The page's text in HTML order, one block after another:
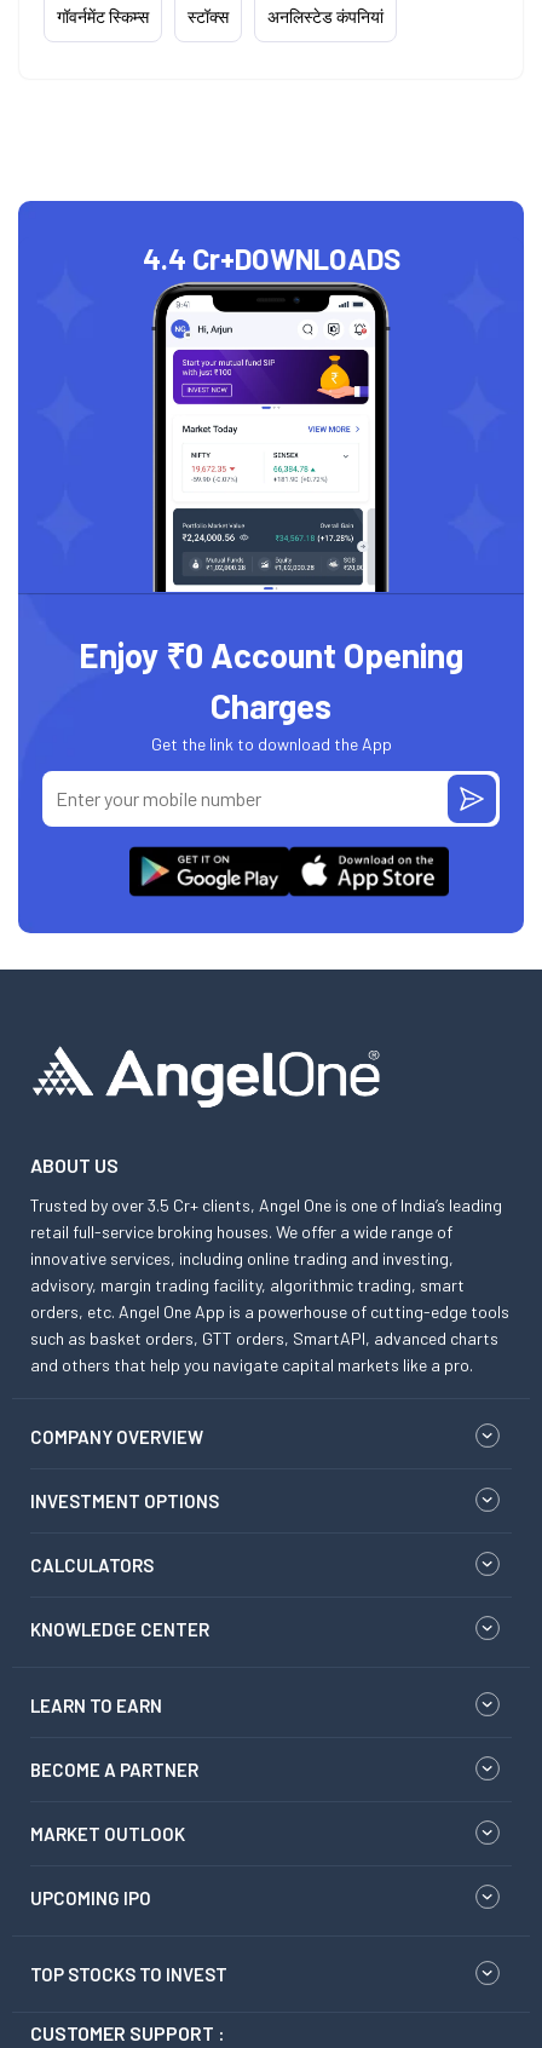
गॉवर्नमेंट स्किम्स स्टॉक्स अनलिस्टेड कंपनियां
4.4 Cr+DOWNLOADS
Enjoy ₹0 Account Opening
Charges
Get the link to download the App
ABOUT US
Trusted by over 3.5 Cr+ clients, Angel One is one of India’s leading
retail full-service broking houses. We offer a wide range of
innovative services, including online trading and investing,
advisory, margin trading facility, algorithmic trading, smart
orders, etc. Angel One App is a powerhouse of cutting-edge tools
such as basket orders, GTT orders, SmartAPI, advanced charts
and others that help you navigate capital markets like a pro.
COMPANY OVERVIEW
INVESTMENT OPTIONS
CALCULATORS
KNOWLEDGE CENTER
LEARN TO EARN
BECOME A PARTNER
MARKET OUTLOOK
UPCOMING IPO
TOP STOCKS TO INVEST
CUSTOMER SUPPORT :